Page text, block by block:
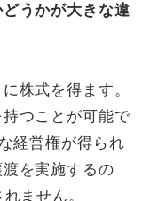
うかが大きな違
株式を得ます。
つことが可能で
経営権が得られ
を実施するの
ません。